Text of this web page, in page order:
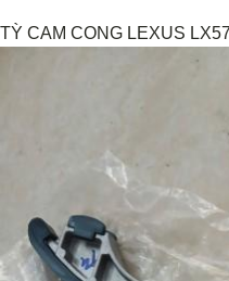
TỲ CAM CONG LEXUS